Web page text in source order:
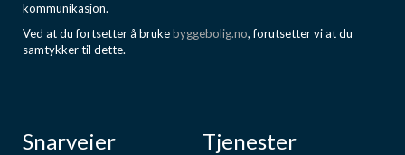
kommunikasjon.
Ved at du fortsetter å brukebyggebolig.no, forutsetter vi at du
samtykker til dette.
Snarveier Tjenester